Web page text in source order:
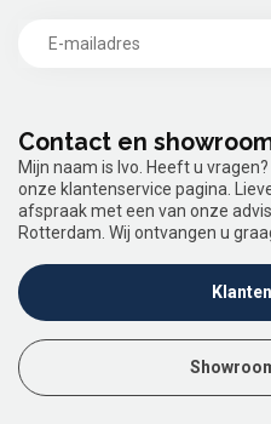
Contact en
Mijn naam is Ivo. Heeft u
onze klantenservice pagina.
afspraak met een van onze
Rotterdam. Wij ontvangen u